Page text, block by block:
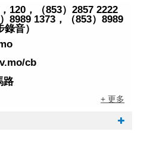
120，（853）2857 2222
8989 1373，（853）8989
音）
cb
路
+ 更多